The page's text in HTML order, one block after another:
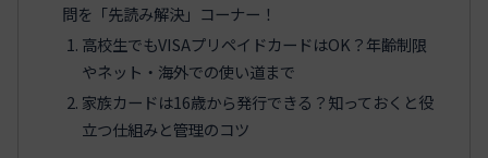
問を「先読み解決」コーナー！
高校生でもVISAプリペイドカードはOK？年齢制限
やネット・海外での使い道まで
家族カードは16歳から発行できる？知っておくと役
立つ仕組みと管理のコツ